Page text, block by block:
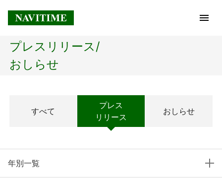
トップページ
経営理念
プレスリリース/
おしらせ
すべて
プレス
リリース
おしらせ
年別一覧